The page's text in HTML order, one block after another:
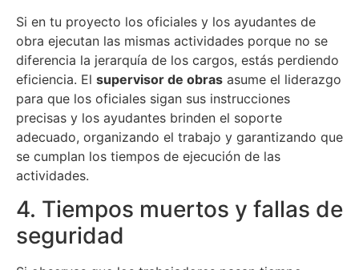
Si en tu proyecto los oficiales y los ayudantes de
obra ejecutan las mismas actividades porque no se
diferencia la jerarquía de los cargos, estás perdiendo
eficiencia. El supervisor de obras asume el liderazgo
para que los oficiales sigan sus instrucciones
precisas y los ayudantes brinden el soporte
adecuado, organizando el trabajo y garantizando que
se cumplan los tiempos de ejecución de las
actividades.
4. Tiempos muertos y fallas de
seguridad